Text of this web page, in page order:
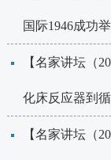
国际1946成功
【名家讲坛（
化床反应器到
【名家讲坛（